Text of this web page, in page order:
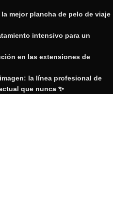
mejor plancha de pelo de viaje
intensivo para un
en las extensiones de
la línea profesional de
que nunca ✨